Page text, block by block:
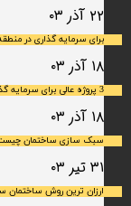
۲۲ آذر ۰۳
برای سرمایه‌ گذاری در منطقه 22 چقدر سرمایه لازم
۱۸ آذر ۰۳
3 پروژه عالی برای سرمایه گذاری در منطقه 22 (ویژه سال 1403)
۱۸ آذر ۰۳
سبک سازی ساختمان چیست
۳۱ تیر ۰۳
ارزان ترین روش ساختمان